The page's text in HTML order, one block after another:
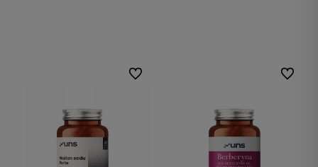
Do ulubionych Do